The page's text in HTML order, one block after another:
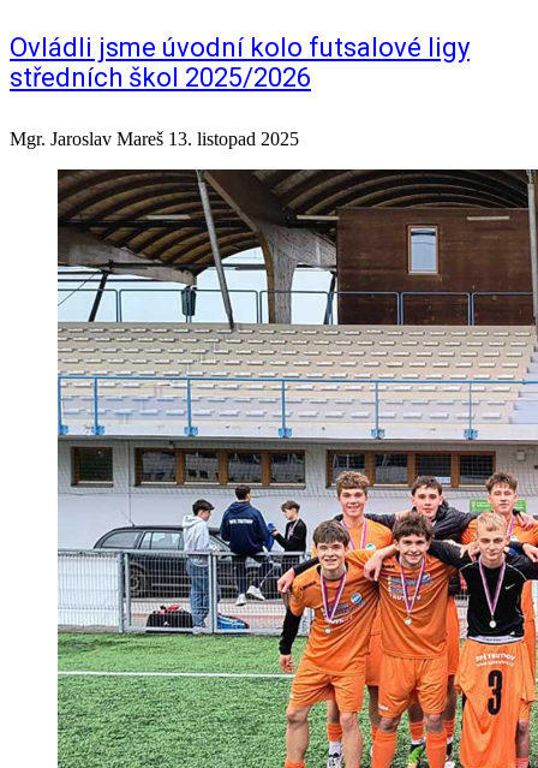
Ovládli jsme úvodní kolo futsalové ligy
středních škol 2025/2026
Mgr. Jaroslav Mareš 13. listopad 2025